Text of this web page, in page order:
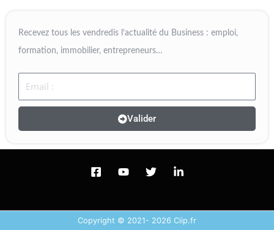
Recevez tous les vendredis l’actualité du Business : emploi,
formation, immobilier, entrepreneurs…
Email
Valider
Copyright © 2021- 2026 Ciip.fr